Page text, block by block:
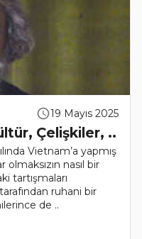
19 Mayıs 2025
Çelişkiler, ..
Vietnam’a yapmış
nasıl bir
tartışmaları
ruhani bir
de ..